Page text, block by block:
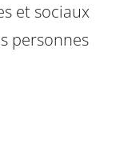
et sociaux
personnes